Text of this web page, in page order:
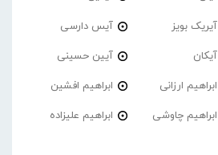
آیریک بویز آیس دارسی
آیکان آیین حسینی
ابراهیم ارزانی ابراهیم افشین
ابراهیم چاوشی ابراهیم علیزاده